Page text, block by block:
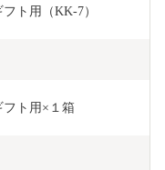
ト用（KK-7）
フト用×１箱